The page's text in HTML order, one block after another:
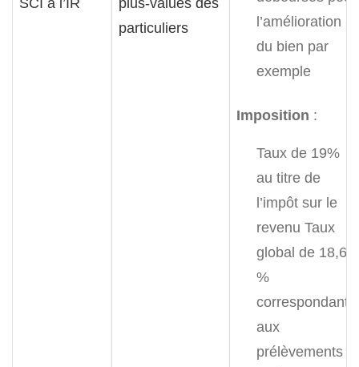
particuliers
l’amélioration
du bien par
exemple
Imposition :
Taux de 19%
au titre de
l’impôt sur le
revenu Taux
global de 18,6
%
correspondant
aux
prélèvements